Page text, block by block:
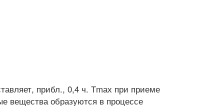
прибл., 0,4 ч. Тmах при приеме
вещества образуются в процессе